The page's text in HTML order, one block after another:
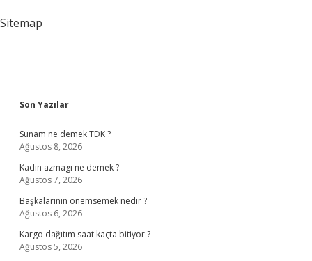
Sitemap
Sidebar
Son Yazılar
Sunam ne demek TDK ?
Ağustos 8, 2026
Kadın azmagı ne demek ?
Ağustos 7, 2026
Başkalarının önemsemek nedir ?
Ağustos 6, 2026
Kargo dağıtım saat kaçta bitiyor ?
Ağustos 5, 2026